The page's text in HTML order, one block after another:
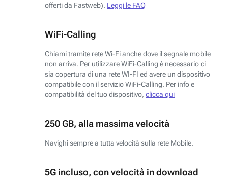
offerti da Fastweb). Leggi le FAQ
WiFi-Calling
Chiami tramite rete Wi-Fi anche dove il segnale mobile
non arriva. Per utilizzare WiFi-Calling è necessario ci
sia copertura di una rete WI-FI ed avere un dispositivo
compatibile con il servizio WiFi-Calling. Per info e
compatibilità del tuo dispositivo, clicca qui
250 GB, alla massima velocità
Navighi sempre a tutta velocità sulla rete Mobile.
5G incluso, con velocità in download